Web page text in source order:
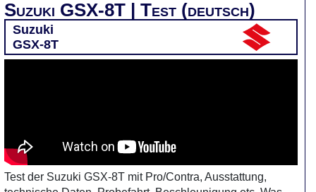
Suzuki GSX-8T | Test (deutsch)
Suzuki
GSX-8T
Test der Suzuki GSX-8T mit Pro/Contra, Ausstattung,